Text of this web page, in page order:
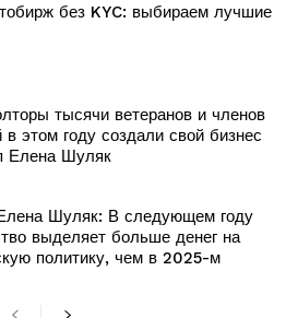
без KYC: выбираем лучшие
тысячи ветеранов и членов
в этом году создали свой бизнес
Елена Шуляк
Шуляк: В следующем году
выделяет больше денег на
политику, чем в 2025-м